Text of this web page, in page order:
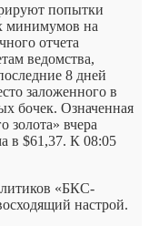
попытки
минимумов на
отчета
ведомства,
8 дней
заложенного в
бочек. Означенная
золота» вчера
в $61,37. К 08:05
«БКС-
настрой.